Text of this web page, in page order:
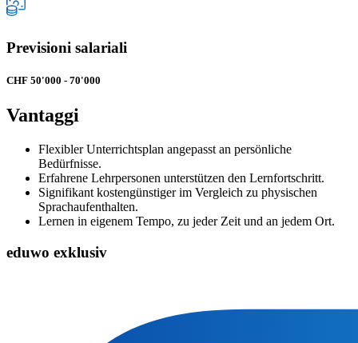
Previsioni salariali
CHF 50'000 - 70'000
Vantaggi
Flexibler Unterrichtsplan angepasst an persönliche
Bedürfnisse.
Erfahrene Lehrpersonen unterstützen den Lernfortschritt.
Signifikant kostengünstiger im Vergleich zu physischen
Sprachaufenthalten.
Lernen in eigenem Tempo, zu jeder Zeit und an jedem Ort.
eduwo exklusiv